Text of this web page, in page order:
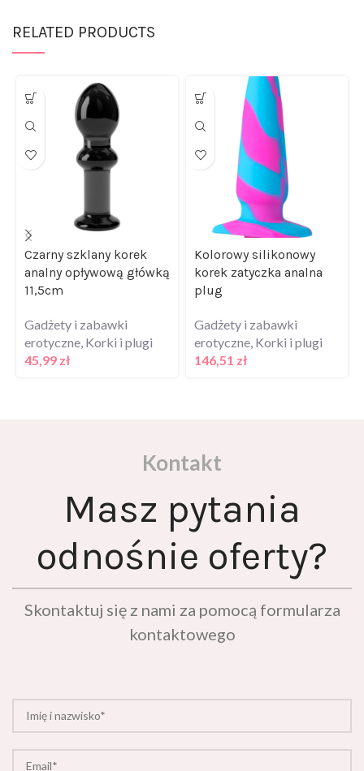
RELATED PRODUCTS
Czarny szklany korek
analny opływową główką
11,5cm
Gadżety i zabawki
erotyczne
Korki i plugi
45,99
zł
Kolorowy silikonowy
korek zatyczka analna
plug
Gadżety i zabawki
erotyczne
Korki i plugi
146,51
zł
Kontakt
Masz pytania
odnośnie oferty?
Skontaktuj się z nami za pomocą formularza
kontaktowego